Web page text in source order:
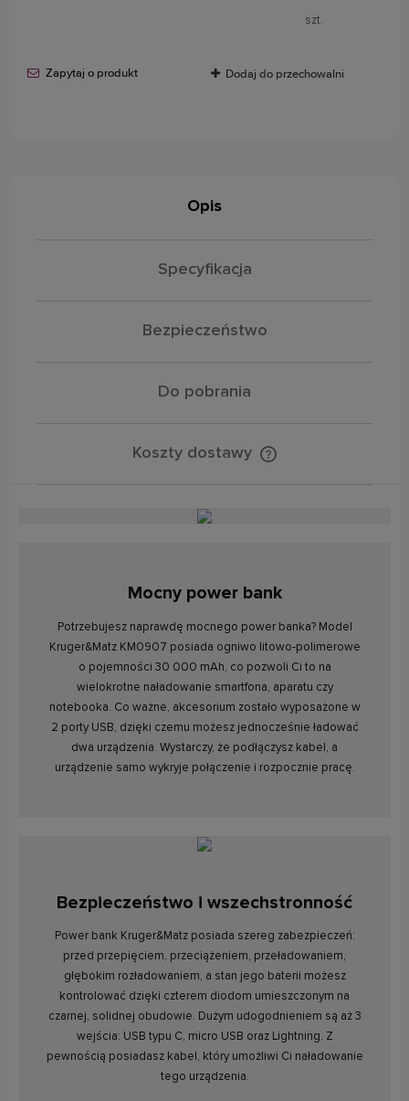
szt.
Zapytaj o produkt Dodaj do przechowalni
Opis
Specyfikacja
Bezpieczeństwo
Do pobrania
Koszty dostawy
Mocny power bank
Potrzebujesz naprawdę mocnego power banka? Model
Kruger&Matz KM0907 posiada ogniwo litowo-polimerowe
o pojemności 30 000 mAh, co pozwoli Ci to na
wielokrotne naładowanie smartfona, aparatu czy
notebooka. Co ważne, akcesorium zostało wyposażone w
2 porty USB, dzięki czemu możesz jednocześnie ładować
dwa urządzenia. Wystarczy, że podłączysz kabel, a
urządzenie samo wykryje połączenie i rozpocznie pracę.
Bezpieczeństwo i wszechstronność
Power bank Kruger&Matz posiada szereg zabezpieczeń:
przed przepięciem, przeciążeniem, przeładowaniem,
głębokim rozładowaniem, a stan jego baterii możesz
kontrolować dzięki czterem diodom umieszczonym na
czarnej, solidnej obudowie. Dużym udogodnieniem są aż 3
wejścia: USB typu C, micro USB oraz Lightning. Z
pewnością posiadasz kabel, który umożliwi Ci naładowanie
tego urządzenia.